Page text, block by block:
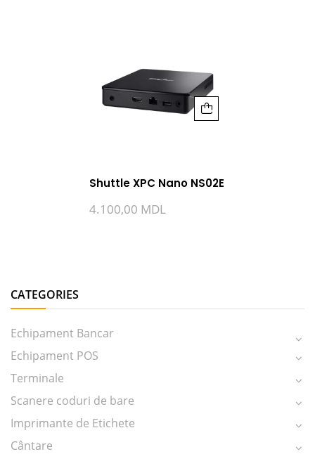
CATEGORIES
Echipament Bancar
Echipament POS
Terminale
Scanere coduri de bare
Imprimante de Etichete
Cântare
Shuttle XPC Nano NS02E
4.100,00 MDL